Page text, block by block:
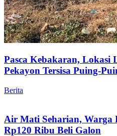
Pasca Kebakaran, Lokasi
Pekayon Tersisa Puing-
Berita
Air Mati Seharian, Warga
Rp120 Ribu Beli Galon